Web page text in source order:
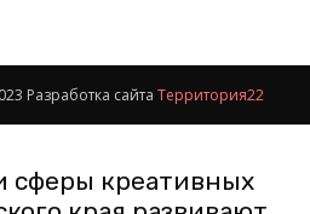
Разработка сайта Территория22
сферы креативных